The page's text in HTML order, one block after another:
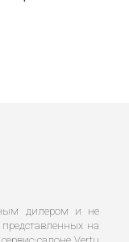
дилером и не
на